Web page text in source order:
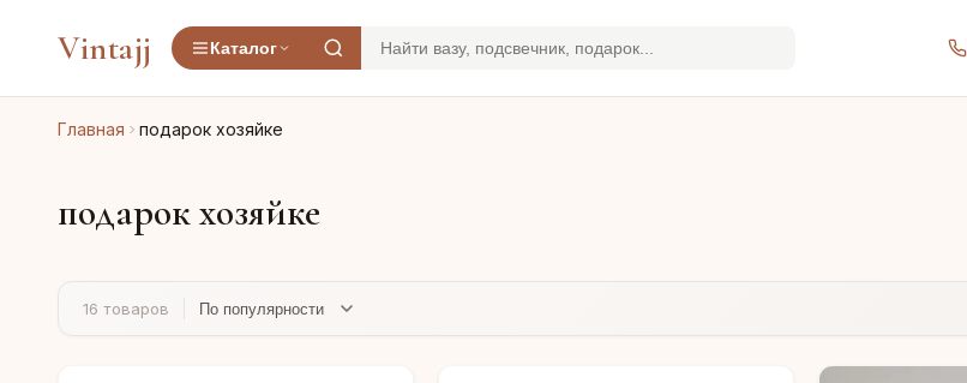
Vintajj Каталог
Главная подарок хозяйке
подарок хозяйке
16 товаров